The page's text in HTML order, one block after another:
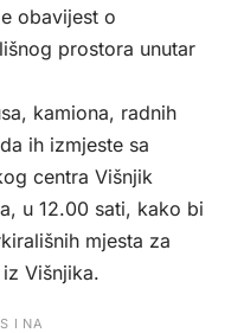
obavijest o
prostora unutar
kamiona, radnih
ih izmjeste sa
centra Višnjik
u 12.00 sati, kako bi
mjesta za
Višnjika.
I NA